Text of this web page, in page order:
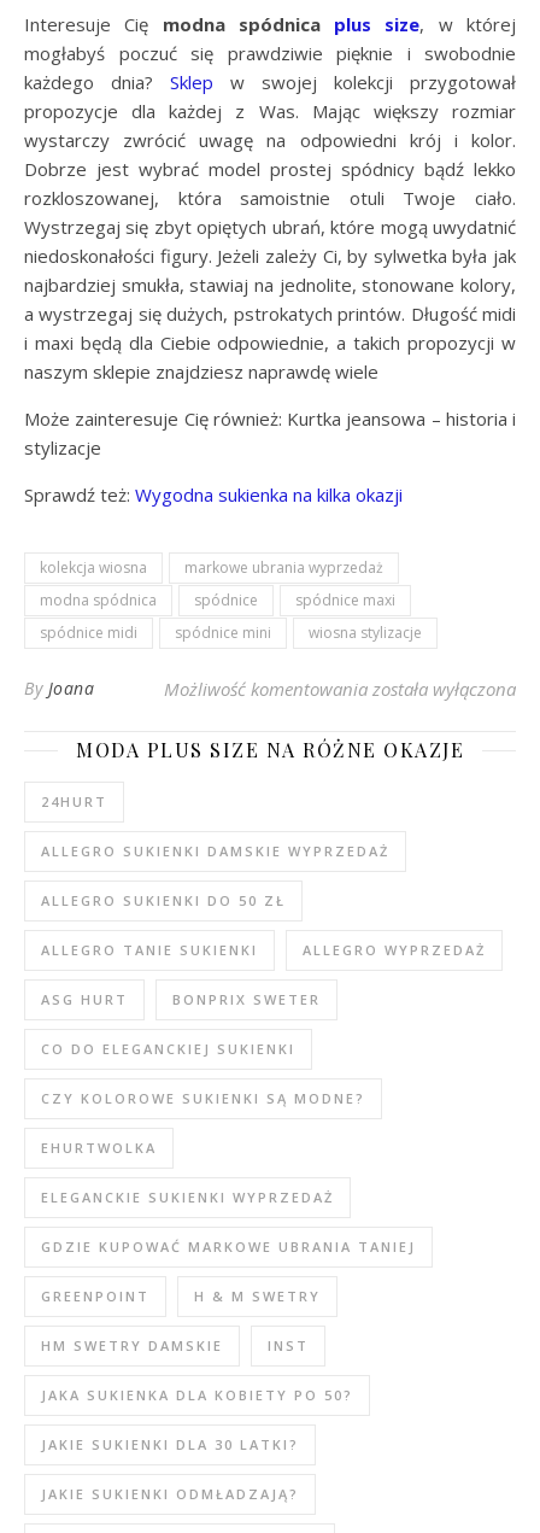
Interesuje Cię modna spódnica plus size, w której
mogłabyś poczuć się prawdziwie pięknie i swobodnie
każdego dnia? Sklep w swojej kolekcji przygotował
propozycje dla każdej z Was. Mając większy rozmiar
wystarczy zwrócić uwagę na odpowiedni krój i kolor.
Dobrze jest wybrać model prostej spódnicy bądź lekko
rozkloszowanej, która samoistnie otuli Twoje ciało.
Wystrzegaj się zbyt opiętych ubrań, które mogą uwydatnić
niedoskonałości figury. Jeżeli zależy Ci, by sylwetka była jak
najbardziej smukła, stawiaj na jednolite, stonowane kolory,
a wystrzegaj się dużych, pstrokatych printów. Długość midi
i maxi będą dla Ciebie odpowiednie, a takich propozycji w
naszym sklepie znajdziesz naprawdę wiele
Może zainteresuje Cię również: Kurtka jeansowa – historia i
stylizacje
Sprawdź też: Wygodna sukienka na kilka okazji
kolekcja wiosna
markowe ubrania wyprzedaż
modna spódnica
spódnice
spódnice maxi
spódnice midi
spódnice mini wiosna stylizacje
By Joana Możliwość komentowania Modna spódnica na
została wyłączona
MODA PLUS SIZE NA RÓŻNE OKAZJE
24HURT
ALLEGRO SUKIENKI DAMSKIE WYPRZEDAŻ
ALLEGRO SUKIENKI DO 50 ZŁ
ALLEGRO TANIE SUKIENKI ALLEGRO WYPRZEDAŻ
ASG HURT BONPRIX SWETER
CO DO ELEGANCKIEJ SUKIENKI
CZY KOLOROWE SUKIENKI SĄ MODNE?
EHURTWOLKA
ELEGANCKIE SUKIENKI WYPRZEDAŻ
GDZIE KUPOWAĆ MARKOWE UBRANIA TANIEJ
GREENPOINT H & M SWETRY
HM SWETRY DAMSKIE INST
JAKA SUKIENKA DLA KOBIETY PO 50?
JAKIE SUKIENKI DLA 30 LATKI?
JAKIE SUKIENKI ODMŁADZAJĄ?